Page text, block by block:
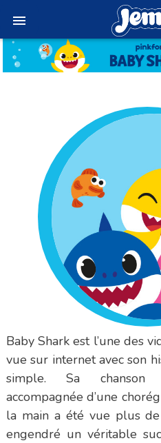
Baby Shark est l’une des
vue sur internet avec son
simple. Sa chanson
accompagnée d’une
la main a été vue plus
engendré un véritable